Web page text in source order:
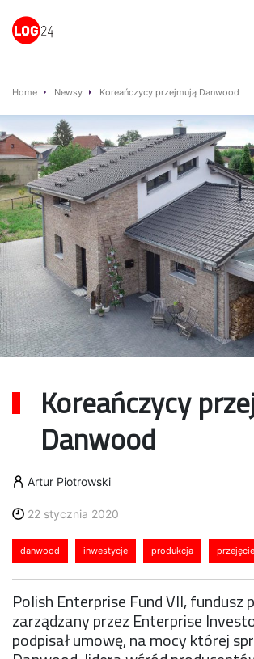
Home Newsy Koreańczycy przejmują Danwood
Koreańczycy
Danwood
Artur Piotrowski
22 stycznia 2020
danwood inwestycje produkcja przejęcie
Polish Enterprise Fund VII, fundusz
zarządzany przez Enterprise
podpisał umowę, na mocy której